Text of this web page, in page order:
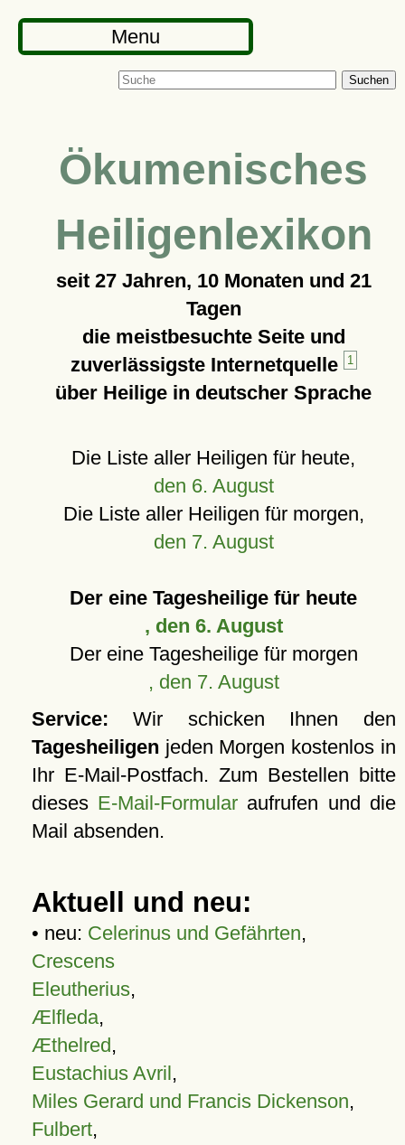
Menu
Suchen
Ökumenisches
Heiligenlexikon
seit 27 Jahren, 10 Monaten und 21
Tagen
die meistbesuchte Seite und
zuverlässigste Internetquelle
1
über Heilige in deutscher Sprache
Die Liste aller Heiligen für heute,
den 6. August
Die Liste aller Heiligen für morgen,
den 7. August
Der eine Tagesheilige für heute
, den 6. August
Der eine Tagesheilige für morgen
, den 7. August
Service: Wir schicken Ihnen den
Tagesheiligen jeden Morgen kostenlos in
Ihr E-Mail-Postfach. Zum Bestellen bitte
dieses E-Mail-Formular aufrufen und die
Mail absenden.
Aktuell und neu:
• neu: Celerinus und Gefährten,
Crescens
Eleutherius,
Ælfleda,
Æthelred,
Eustachius Avril,
Miles Gerard und Francis Dickenson,
Fulbert,